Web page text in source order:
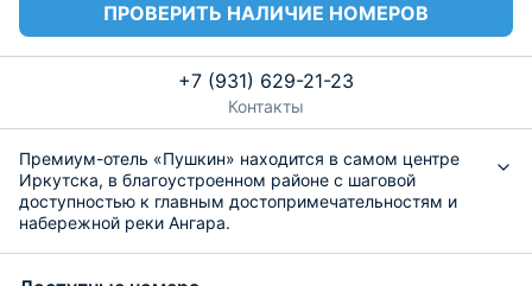
ПРОВЕРИТЬ НАЛИЧИЕ НОМЕРОВ
+7 (931) 629-21-23
Контакты
Премиум-отель «Пушкин» находится в самом центре
Иркутска, в благоустроенном районе с шаговой
доступностью к главным достопримечательностям и
набережной реки Ангара.